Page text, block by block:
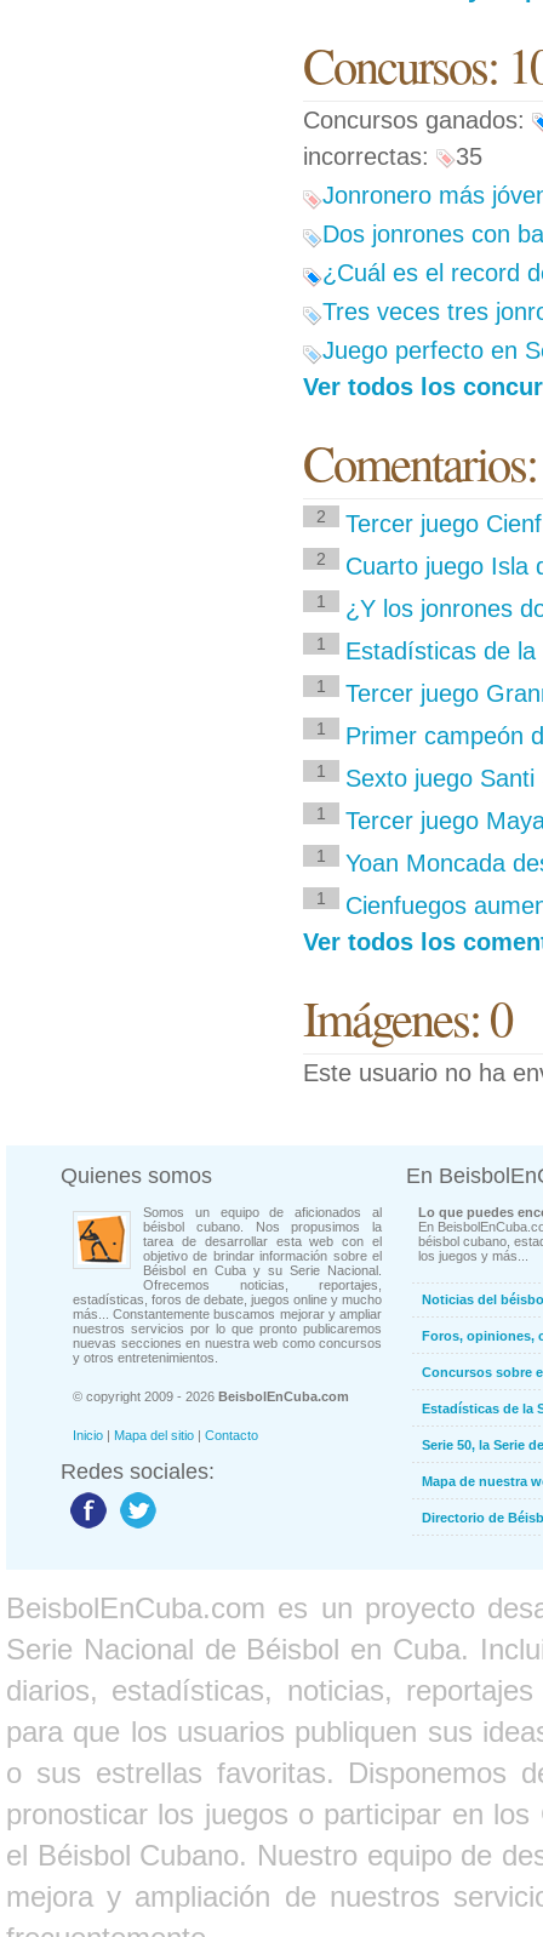
Concursos:
Concursos ganados:
incorrectas:
35
Jonronero más
Dos jonrones con
¿Cuál es el record
Tres veces tres
Juego perfecto en
Ver todos los
2 Tercer juego
2 Cuarto juego Isla
1 ¿Y los jonrones
1 Estadísticas de
1 Tercer juego
1 Primer campeón
1 Sexto juego
1 Tercer juego
1 Yoan Moncada
1
Cienfuegos
Ver todos los
Imágenes: 0
Este usuario no ha
Quienes somos
Somos un equipo de aficionados al
béisbol cubano. Nos propusimos la
tarea de desarrollar esta web con el
objetivo de brindar información sobre el
Béisbol en Cuba y su Serie Nacional.
Ofrecemos noticias, reportajes,
estadísticas, foros de debate, juegos online y mucho
más... Constantemente buscamos mejorar y ampliar
nuestros servicios por lo que pronto publicaremos
nuevas secciones en nuestra web como concursos
y otros entretenimientos.
© copyright 2009 - 2026 BeisbolEnCuba.com
Inicio | Mapa del sitio | Contacto
Redes sociales:
En
Lo que puedes
En
béisbol cubano,
los juegos y más...
Noticias del
Foros, opiniones,
Concursos sobre
Estadísticas de la
Serie 50, la Serie
Mapa de nuestra
Directorio de
BeisbolEnCuba.com es un proyecto
Serie Nacional de Béisbol en Cuba.
diarios, estadísticas, noticias,
para que los usuarios publiquen sus
o sus estrellas favoritas. Disponemos
pronosticar los juegos o participar en
el Béisbol Cubano. Nuestro equipo de
mejora y ampliación de nuestros